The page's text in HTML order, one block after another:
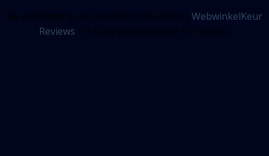
De waardering van kadasterinfo.com/ bij WebwinkelKeur
Reviews is 5.5/10 gebaseerd op 51 reviews.